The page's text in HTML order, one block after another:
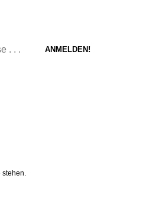
stehen.